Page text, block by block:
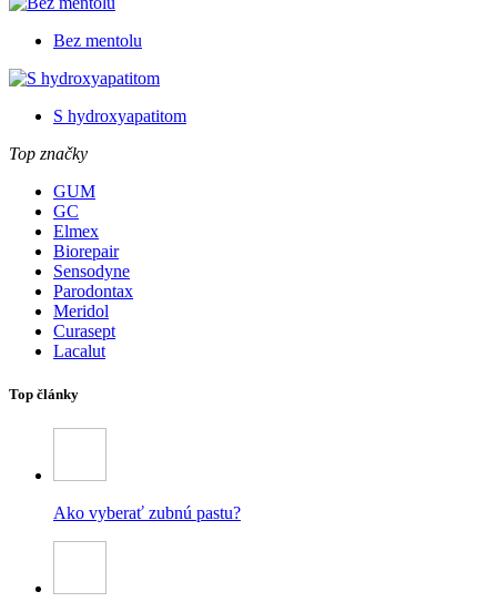
Bez mentolu
S hydroxyapatitom
Top značky
GUM
GC
Elmex
Biorepair
Sensodyne
Parodontax
Meridol
Curasept
Lacalut
Top články
Ako vyberať zubnú pastu?